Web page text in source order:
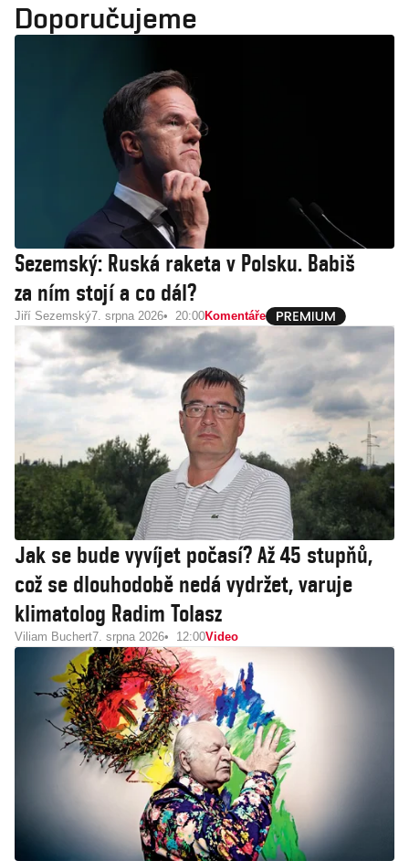
Doporučujeme
Sezemský: Ruská raketa v Polsku. Babiš
za ním stojí a co dál?
Jiří Sezemský7. srpna 2026 20:00Komentáře
Jak se bude vyvíjet počasí? Až 45 stupňů,
což se dlouhodobě nedá vydržet, varuje
klimatolog Radim Tolasz
Viliam Buchert7. srpna 2026 12:00Video